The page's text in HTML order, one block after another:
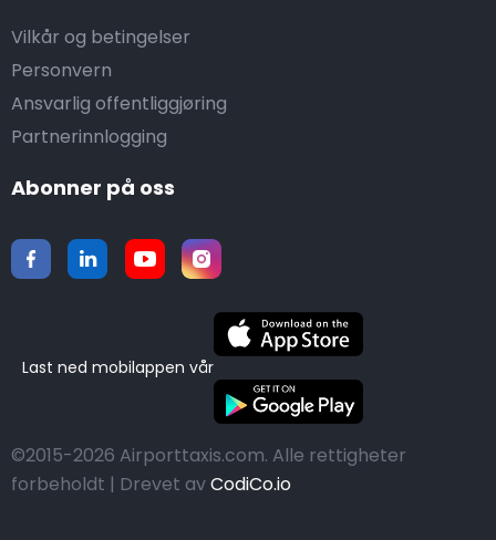
Vilkår og betingelser
Personvern
Ansvarlig offentliggjøring
Partnerinnlogging
Abonner på oss
Last ned mobilappen vår
©2015-2026 Airporttaxis.com. Alle rettigheter
forbeholdt | Drevet avCodiCo.io